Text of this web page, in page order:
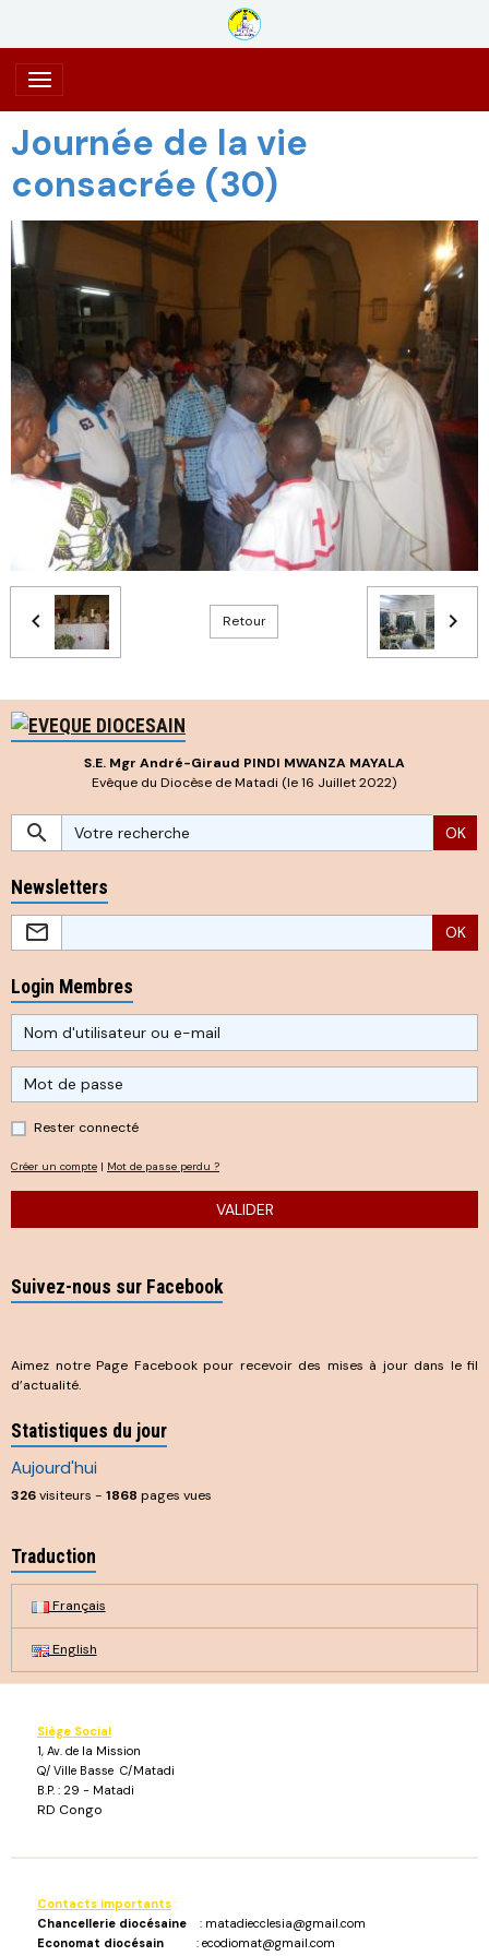
Journée de la vie
consacrée (30)
Retour
S.E. Mgr André-Giraud PINDI MWANZA MAYALA
Evêque du Diocèse de Matadi (le 16 Juillet 2022)
OK
Newsletters
OK
Login Membres
Rester connecté
Créer un compte | Mot de passe perdu ?
VALIDER
Suivez-nous sur Facebook
Aimez notre Page Facebook pour recevoir des mises à jour dans le fil
d’actualité.
Statistiques du jour
Aujourd'hui
326visiteurs - 1868 pages vues
Traduction
Français
English
Siège Social
1, Av. de la Mission
Q/ Ville Basse C/Matadi
B.P. : 29 - Matadi
RD Congo
Contacts importants :
Chancellerie diocésaine : matadiecclesia@gmail.com
Economat diocésain : ecodiomat@gmail.com